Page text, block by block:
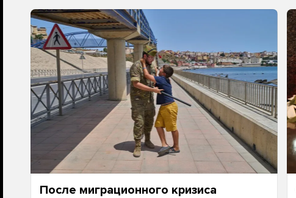
После миграционного кризиса